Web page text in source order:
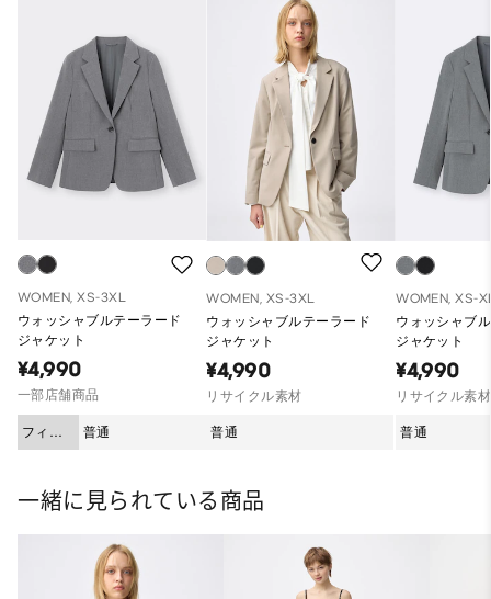
WOMEN, XS-3XL
ウォッシャブルテーラード
ジャケット
¥4,990
一部店舗商品
フィッ
ト
普通
WOMEN, XS-3XL
ウォッシャブルテーラード
ジャケット
¥4,990
リサイクル素材
普通
WOMEN, XS-
ウォッシャブ
ジャケット
¥4,990
リサイクル素材
普通
一緒に見られている商品